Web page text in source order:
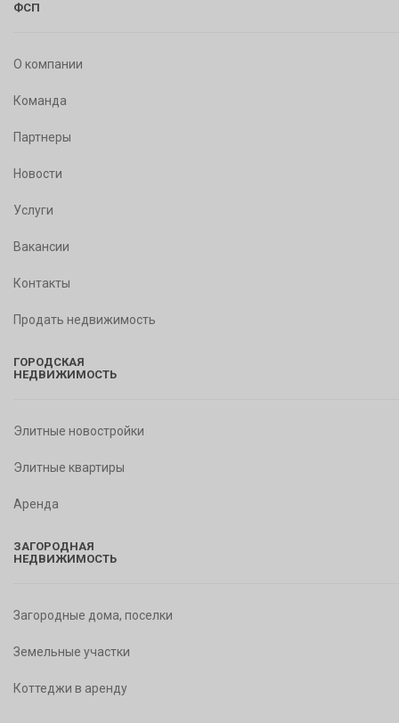
ФСП
О компании
Команда
Партнеры
Новости
Услуги
Вакансии
Контакты
Продать недвижимость
ГОРОДСКАЯ
НЕДВИЖИМОСТЬ
Элитные новостройки
Элитные квартиры
Аренда
ЗАГОРОДНАЯ
НЕДВИЖИМОСТЬ
Загородные дома, поселки
Земельные участки
Коттеджи в аренду